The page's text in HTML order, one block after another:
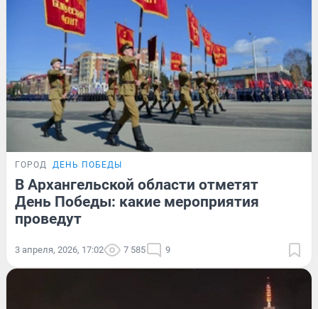
ГОРОД ДЕНЬ ПОБЕДЫ
В Архангельской области отметят
День Победы: какие мероприятия
проведут
3 апреля, 2026, 17:02 7 585 9